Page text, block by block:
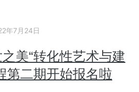
年7月24日
美“转化性艺术与建
第二期开始报名啦